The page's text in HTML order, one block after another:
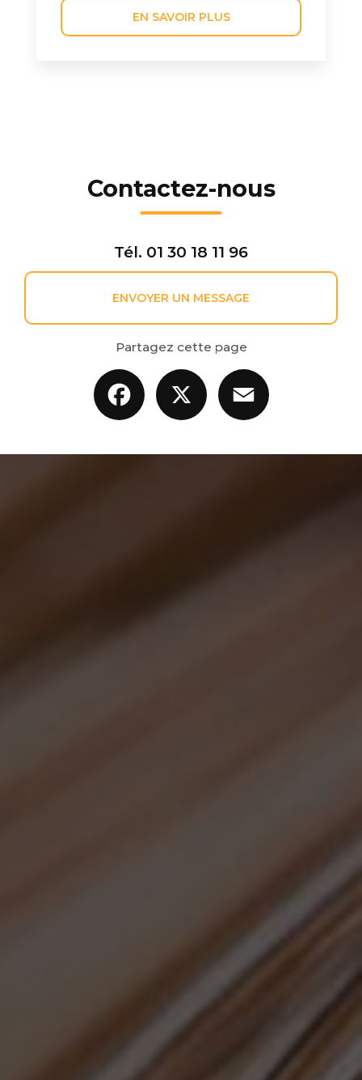
EN SAVOIR PLUS
Contactez-nous
Tél. 01 30 18 11 96
ENVOYER UN MESSAGE
Partagez cette page
Facebook